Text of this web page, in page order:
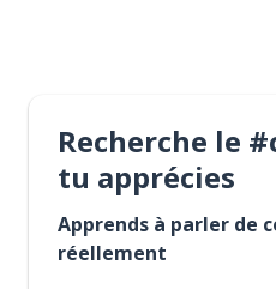
Recherche le
tu apprécies
Apprends à parler de
réellement